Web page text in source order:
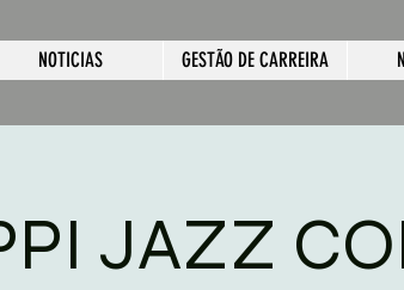
NOTICIAS GESTÃO DE CARREIRA
JAZZ